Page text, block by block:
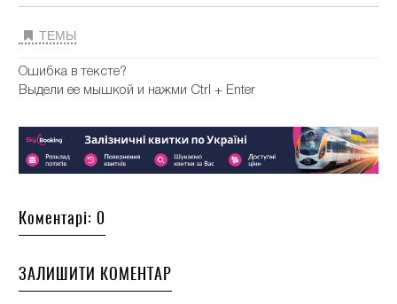
ТЕМЫ
Ошибка в тексте?
Выдели ее мышкой и нажми Ctrl + Enter
Коментарі: 0
ЗАЛИШИТИ КОМЕНТАР